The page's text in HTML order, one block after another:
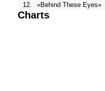
12.
«Behind These Eyes»
Charts